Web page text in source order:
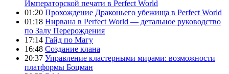
Императорской печати в Perfect World
01:20 Прохождение Драконьего убежища в Perfect World
01:18 Нирвана в Perfect World — детальное руководство
по Залу Перерождения
17:14 Гайд по Магу
16:48 Создание клана
20:37 Управление кластерными мирами: возможности
платформы Боцман